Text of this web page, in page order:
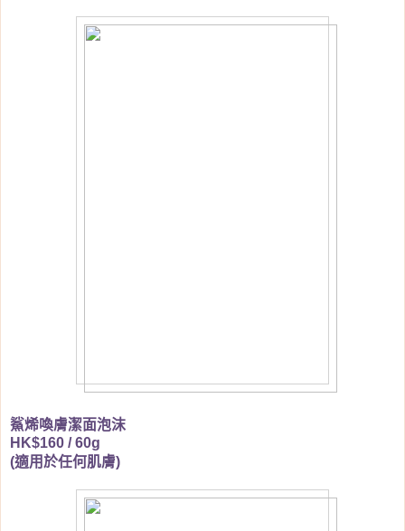
鯊烯喚膚潔面泡沫
HK$160 / 60g
(適用於任何肌膚)